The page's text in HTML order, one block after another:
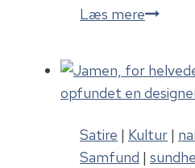
Læs mereSalling
Satire | Kultur |
Samfund |